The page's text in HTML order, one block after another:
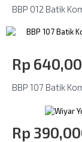
BBP 012 Batik
Rp‎
BBP 107 Batik
Rp‎